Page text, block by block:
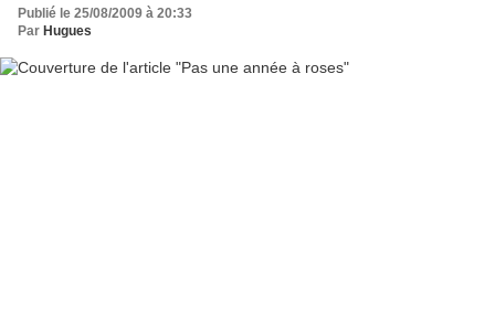
Publié le 25/08/2009 à 20:33
Par Hugues